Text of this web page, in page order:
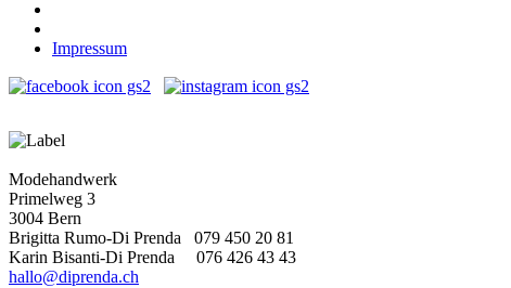
Impressum
Modehandwerk
Primelweg 3
3004 Bern
Brigitta Rumo-Di Prenda 079 450 20 81
Karin Bisanti-Di Prenda 076 426 43 43
hallo@diprenda.ch